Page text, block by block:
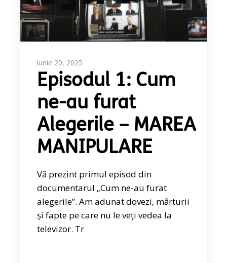
iunie 20, 2025
Episodul 1: Cum
ne-au furat
Alegerile – MAREA
MANIPULARE
Vă prezint primul episod din
documentarul „Cum ne-au furat
alegerile”. Am adunat dovezi, mărturii
și fapte pe care nu le veți vedea la
televizor. Tr